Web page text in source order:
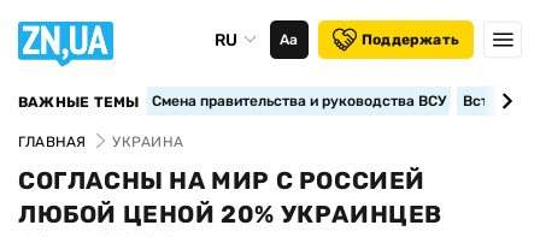
RU Аа Поддержать
ВАЖНЫЕ ТЕМЫ Смена правительства и руководства ВСУ
ГЛАВНАЯ УКРАИНА
СОГЛАСНЫ НА МИР С РОССИЕЙ
ЛЮБОЙ ЦЕНОЙ 20% УКРАИНЦЕВ